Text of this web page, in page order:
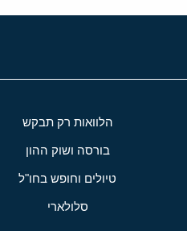
הלוואות רק תבקש
בורסה ושוק ההון
טיולים וחופש בחו"ל
סלולארי